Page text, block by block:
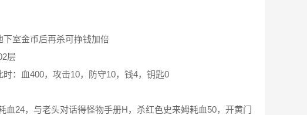
室金币后再杀可挣钱加倍
层
：血400，攻击10，防守10，钱4，钥匙0
24，与老头对话得怪物手册H，杀红色史来姆耗血50，开黄门